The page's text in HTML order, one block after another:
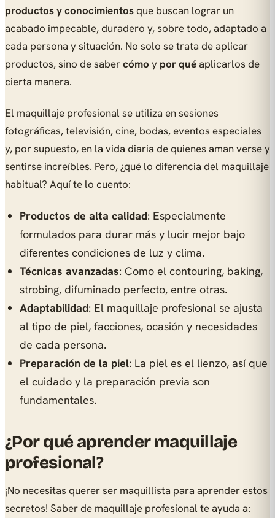
productos y conocimientosque buscan lograr un
acabado impecable, duradero y, sobre todo, adaptado a
cada persona y situación. No solo se trata de aplicar
productos, sino de sabercómo y por quéaplicarlos de
cierta manera.
El maquillaje profesional se utiliza en sesiones
fotográficas, televisión, cine, bodas, eventos especiales
y, por supuesto, en la vida diaria de quienes aman verse y
sentirse increíbles. Pero, ¿qué lo diferencia del maquillaje
habitual? Aquí te lo cuento:
Productos de alta calidad: Especialmente
formulados para durar más y lucir mejor bajo
diferentes condiciones de luz y clima.
Técnicas avanzadas: Como el contouring, baking,
strobing, difuminado perfecto, entre otras.
Adaptabilidad: El maquillaje profesional se ajusta
al tipo de piel, facciones, ocasión y necesidades
de cada persona.
Preparación de la piel: La piel es el lienzo, así que
el cuidado y la preparación previa son
fundamentales.
¿Por qué aprender maquillaje
profesional?
¡No necesitas querer ser maquillista para aprender estos
secretos! Saber de maquillaje profesional te ayuda a: